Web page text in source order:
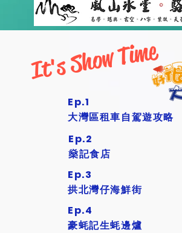
It's Show Time
Ep.1
大灣區租車自駕遊攻略
Ep.2
燊記食店
Ep.3
​拱北灣仔海鮮街
Ep.4
豪蚝記生蚝邊爐